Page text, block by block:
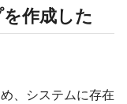
作成した
、システムに存在